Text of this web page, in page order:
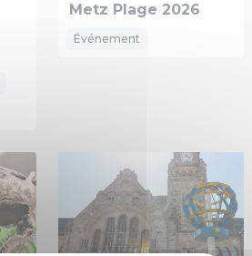
Metz Plage 2026
Événement